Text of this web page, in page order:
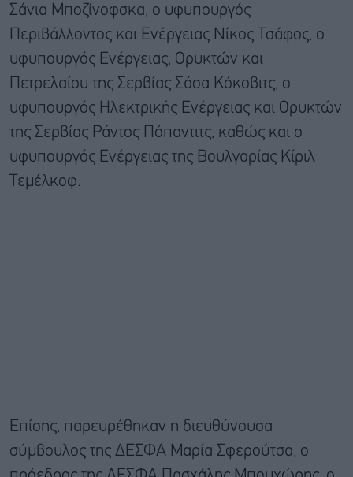
Σάνια Μποζίνοφσκα, ο υφυπουργός
Περιβάλλοντος και Ενέργειας Νίκος Τσάφος, ο
υφυπουργός Ενέργειας, Ορυκτών και
Πετρελαίου της Σερβίας Σάσα Κόκοβιτς, ο
υφυπουργός Ηλεκτρικής Ενέργειας και Ορυκτών
της Σερβίας Ράντος Πόπαντιτς, καθώς και ο
υφυπουργός Ενέργειας της Βουλγαρίας Κίριλ
Τεμέλκοφ.
Επίσης, παρευρέθηκαν η διευθύνουσα
σύμβουλος της ΔΕΣΦΑ Μαρία Σφερούτσα, ο